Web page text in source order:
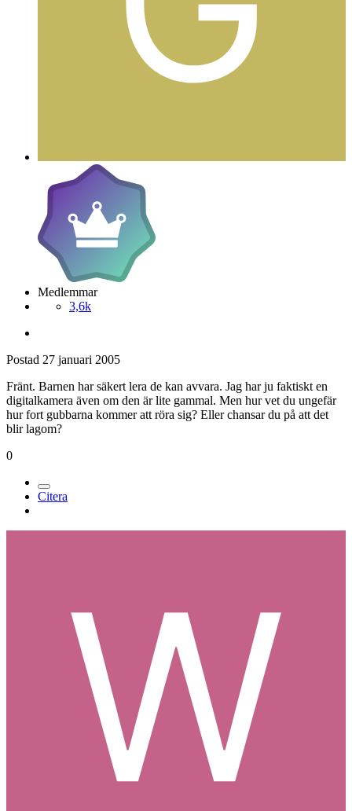
Medlemmar
3,6k
Postad 27 januari 2005
Fränt. Barnen har säkert lera de kan avvara. Jag har ju faktiskt en
digitalkamera även om den är lite gammal. Men hur vet du ungefär
hur fort gubbarna kommer att röra sig? Eller chansar du på att det
blir lagom?
0
Citera